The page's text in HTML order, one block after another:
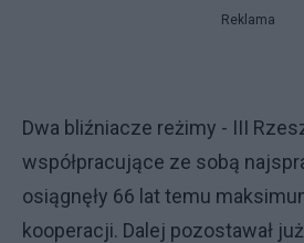
Reklama
Dwa bliźniacze reżimy - III
współpracujące ze sobą
osiągnęły 66 lat temu
kooperacji. Dalej pozostawał